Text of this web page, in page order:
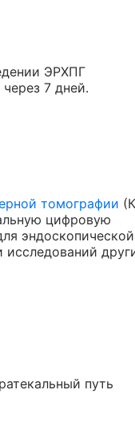
ЭРХПГ
7 дней.
томографии
цифровую
эндоскопической
путь